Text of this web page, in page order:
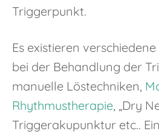
Triggerpunkt.
Es existieren
bei der Behandlung der
manuelle Löstechniken,
Rhythmustherapie , „Dry
Triggerakupunktur etc..